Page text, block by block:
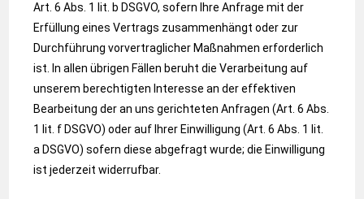
Art. 6 Abs. 1 lit. b DSGVO, sofern Ihre Anfrage mit der
Erfüllung eines Vertrags zusammenhängt oder zur
Durchführung vorvertraglicher Maßnahmen erforderlich
ist. In allen übrigen Fällen beruht die Verarbeitung auf
unserem berechtigten Interesse an der effektiven
Bearbeitung der an uns gerichteten Anfragen (Art. 6 Abs.
1 lit. f DSGVO) oder auf Ihrer Einwilligung (Art. 6 Abs. 1 lit.
a DSGVO) sofern diese abgefragt wurde; die Einwilligung
ist jederzeit widerrufbar.